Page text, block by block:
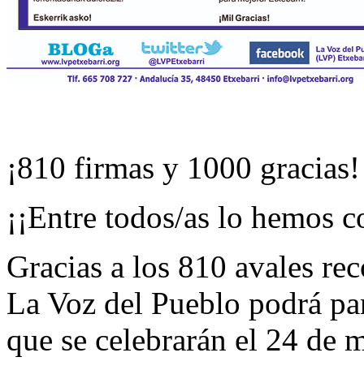
¡810 firmas y 1000 gracias!
¡¡Entre todos/as lo hemos
Gracias a los 810 avales
La Voz del Pueblo podrá
que se celebrarán el 24 de